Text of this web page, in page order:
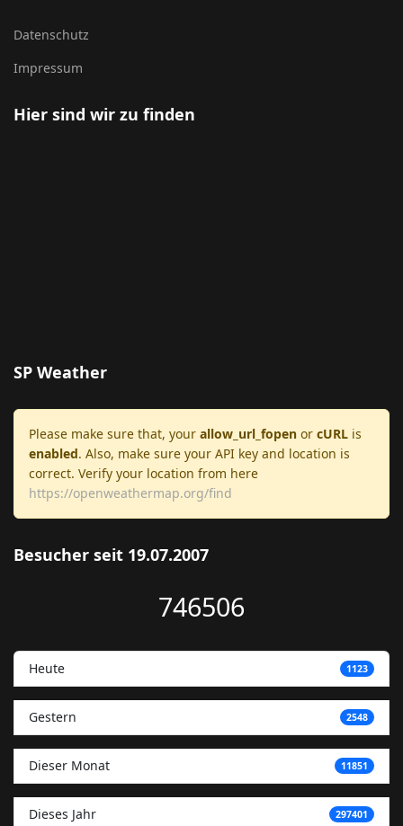
Datenschutz
Impressum
Hier sind wir zu finden
SP Weather
Please make sure that, your allow_url_fopen or cURL is
enabled. Also, make sure your API key and location is
correct. Verify your location from here
https://openweathermap.org/find
Besucher seit 19.07.2007
746506
Heute 1123
Gestern 2548
Dieser Monat 11851
Dieses Jahr 297401